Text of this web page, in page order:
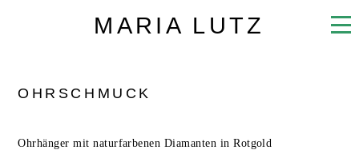
MARIA LUTZ
OHRSCHMUCK
Ohrhänger mit naturfarbenen Diamanten in Rotgold